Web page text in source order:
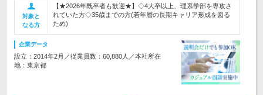
対象と
なる方
【★2026年既卒者も歓迎★】◇4大卒以上、理系学部を専攻さ
れていた方◇35歳までの方(若年層の長期キャリア形成を図る
ため)
企業データ
設立：2014年2月／従業員数：60,880人／本社所在
地：東京都